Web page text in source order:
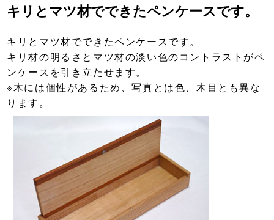
キリとマツ材でできたペンケースです。
キリとマツ材でできたペンケースです。
キリ材の明るさとマツ材の淡い色のコントラストがペ
ンケースを引き立たせます。
※木には個性があるため、写真とは色、木目とも異な
ります。